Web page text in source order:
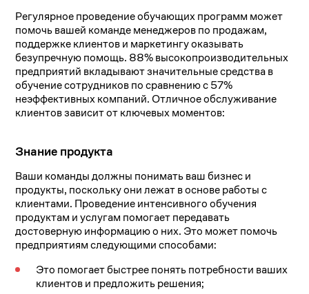
Регулярное проведение обучающих программ может
помочь вашей команде менеджеров по продажам,
поддержке клиентов и маркетингу оказывать
безупречную помощь. 88% высокопроизводительных
предприятий вкладывают значительные средства в
обучение сотрудников по сравнению с 57%
неэффективных компаний. Отличное обслуживание
клиентов зависит от ключевых моментов:
Знание продукта
Ваши команды должны понимать ваш бизнес и
продукты, поскольку они лежат в основе работы с
клиентами. Проведение интенсивного обучения
продуктам и услугам помогает передавать
достоверную информацию о них. Это может помочь
предприятиям следующими способами:
Это помогает быстрее понять потребности ваших
клиентов и предложить решения;